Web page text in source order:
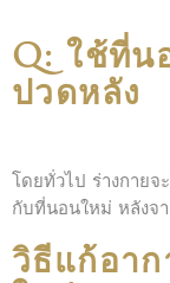
Q: ใช้ที่น
ปวดหลัง
โดยทั่วไป ร่างกายจ
กับที่นอนใหม่ หลังจ
วิธีแก้อา